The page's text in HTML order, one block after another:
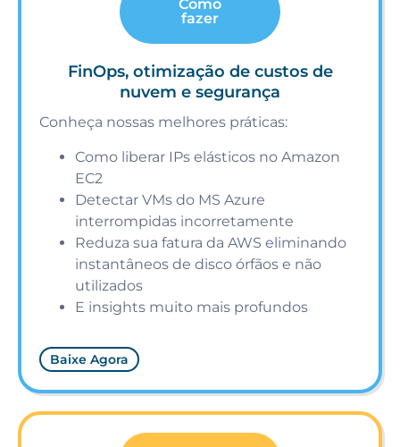
Como
fazer
FinOps, otimização de custos de
nuvem e segurança
Conheça nossas melhores práticas:
Como liberar IPs elásticos no Amazon
EC2
Detectar VMs do MS Azure
interrompidas incorretamente
Reduza sua fatura da AWS eliminando
instantâneos de disco órfãos e não
utilizados
E insights muito mais profundos
Baixe Agora